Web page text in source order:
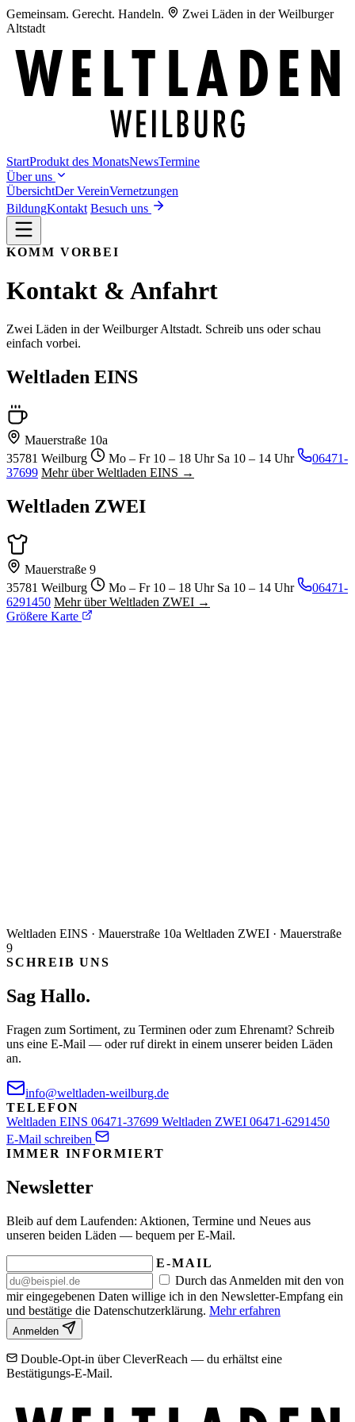
Gemeinsam. Gerecht. Handeln.
Zwei Läden in der Weilburger
Altstadt
StartProdukt des MonatsNewsTermine
Über uns
ÜbersichtDer VereinVernetzungen
BildungKontakt Besuch uns
KOMM VORBEI
Kontakt & Anfahrt
Zwei Läden in der Weilburger Altstadt. Schreib uns oder schau
einfach vorbei.
Weltladen EINS
Mauerstraße 10a
35781 Weilburg
Mo – Fr 10 – 18 Uhr Sa 10 – 14 Uhr
06471-
37699 Mehr über Weltladen EINS →
Weltladen ZWEI
Mauerstraße 9
35781 Weilburg
Mo – Fr 10 – 18 Uhr Sa 10 – 14 Uhr
06471-
6291450 Mehr über Weltladen ZWEI →
Größere Karte
Weltladen EINS · Mauerstraße 10a Weltladen ZWEI · Mauerstraße
9
SCHREIB UNS
Sag Hallo.
Fragen zum Sortiment, zu Terminen oder zum Ehrenamt? Schreib
uns eine E-Mail — oder ruf direkt in einem unserer beiden Läden
an.
info@weltladen-weilburg.de
TELEFON
Weltladen EINS 06471-37699 Weltladen ZWEI 06471-6291450
E-Mail schreiben
IMMER INFORMIERT
Newsletter
Bleib auf dem Laufenden: Aktionen, Termine und Neues aus
unseren beiden Läden — bequem per E-Mail.
E-MAIL
Durch das Anmelden mit den von
mir eingegebenen Daten willige ich in den Newsletter-Empfang ein
und bestätige die Datenschutzerklärung. Mehr erfahren
Anmelden
Double-Opt-in über CleverReach — du erhältst eine
Bestätigungs-E-Mail.